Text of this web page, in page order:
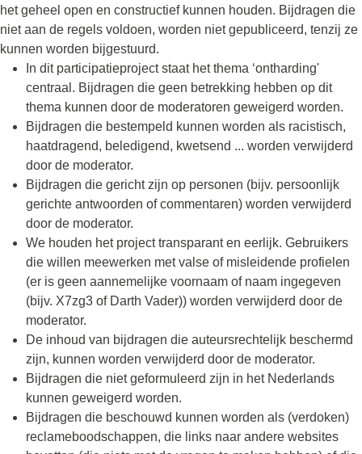
het geheel open en constructief kunnen houden. Bijdragen die
niet aan de regels voldoen, worden niet gepubliceerd, tenzij ze
kunnen worden bijgestuurd.
In dit participatieproject staat het thema ‘ontharding'
centraal. Bijdragen die geen betrekking hebben op dit
thema kunnen door de moderatoren geweigerd worden.
Bijdragen die bestempeld kunnen worden als racistisch,
haatdragend, beledigend, kwetsend ... worden verwijderd
door de moderator.
Bijdragen die gericht zijn op personen (bijv. persoonlijk
gerichte antwoorden of commentaren) worden verwijderd
door de moderator.
We houden het project transparant en eerlijk. Gebruikers
die willen meewerken met valse of misleidende profielen
(er is geen aannemelijke voornaam of naam ingegeven
(bijv. X7zg3 of Darth Vader)) worden verwijderd door de
moderator.
De inhoud van bijdragen die auteursrechtelijk beschermd
zijn, kunnen worden verwijderd door de moderator.
Bijdragen die niet geformuleerd zijn in het Nederlands
kunnen geweigerd worden.
Bijdragen die beschouwd kunnen worden als (verdoken)
reclameboodschappen, die links naar andere websites